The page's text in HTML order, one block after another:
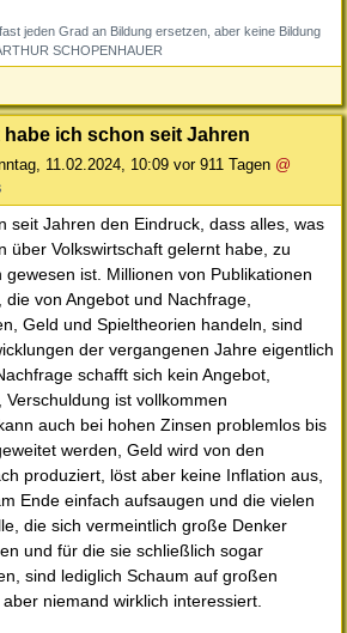
jeden Grad an Bildung ersetzen, aber keine Bildung
SCHOPENHAUER
ich schon seit Jahren
11.02.2024, 10:09 vor 911 Tagen @
seit Jahren den Eindruck, dass alles, was
über Volkswirtschaft gelernt habe, zu
gewesen ist. Millionen von Publikationen
von Angebot und Nachfrage,
Geld und Spieltheorien handeln, sind
der vergangenen Jahre eigentlich
schafft sich kein Angebot,
ist vollkommen
auch bei hohen Zinsen problemlos bis
werden, Geld wird von den
produziert, löst aber keine Inflation aus,
Ende einfach aufsaugen und die vielen
die sich vermeintlich große Denker
und für die sie schließlich sogar
sind lediglich Schaum auf großen
niemand wirklich interessiert.